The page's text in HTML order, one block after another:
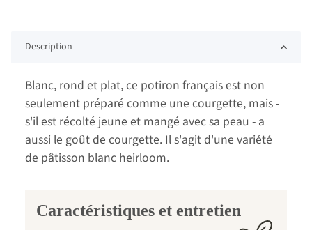
Description
Blanc, rond et plat, ce potiron français est non
seulement préparé comme une courgette, mais -
s'il est récolté jeune et mangé avec sa peau - a
aussi le goût de courgette. Il s'agit d'une variété
de pâtisson blanc heirloom.
Caractéristiques et entretien